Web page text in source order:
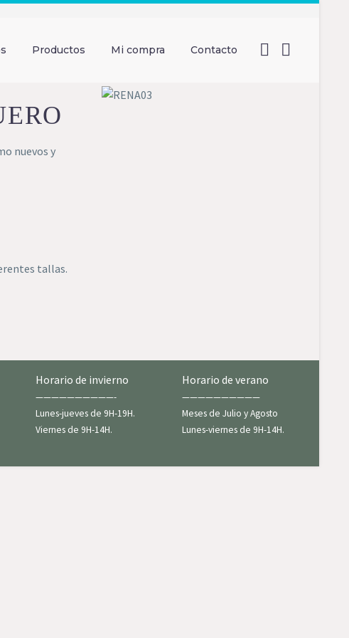
Productos Mi compra Contacto
nuevos y
tallas.
Horario de invierno
——————————-
Lunes-jueves de 9H-19H.
Viernes de 9H-14H.
Horario de verano
——————————
Meses de Julio y Agosto
Lunes-viernes de 9H-14H.